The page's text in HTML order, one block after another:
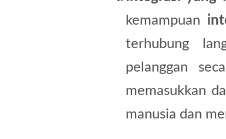
kemampuan
terhubung
pelanggan
memasukkan
manusia dan